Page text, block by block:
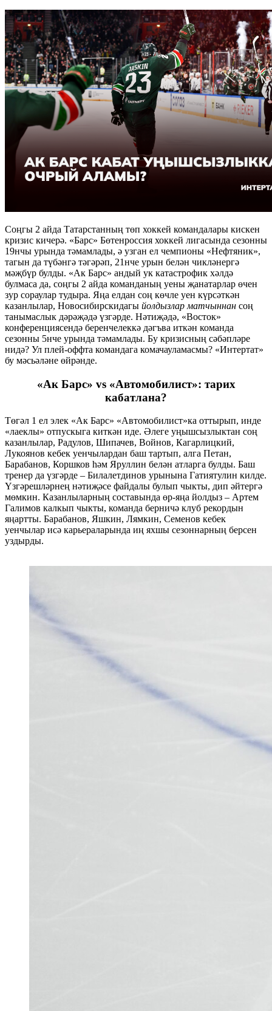
Соңгы 2 айда Татарстанның төп хоккей командалары кискен
кризис кичерә. «Барс» Бөтенроссия хоккей лигасында сезонны
19нчы урында тәмамлады, ә узган ел чемпионы «Нефтяник»,
тагын да түбәнгә тәгәрәп, 21нче урын белән чикләнергә
мәҗбүр булды. «Ак Барс» андый ук катастрофик хәлдә
булмаса да, соңгы 2 айда команданың уены җанатарлар өчен
зур сораулар тудыра. Яңа елдан соң көчле уен күрсәткән
казанлылар, Новосибирскидагы йолдызлар матчыннан соң
танымаслык дәрәҗәдә үзгәрде. Нәтиҗәдә, «Восток»
конференциясендә беренчелеккә дәгъва иткән команда
сезонны 5нче урында тәмамлады. Бу кризисның сәбәпләре
нидә? Ул плей-оффта командага комачауламасмы? «Интертат»
бу мәсьәләне өйрәнде.
«Ак Барс» vs «Автомобилист»: тарих
кабатлана?
Төгәл 1 ел элек «Ак Барс» «Автомобилист»ка оттырып, инде
«лаеклы» отпускыга киткән иде. Әлеге уңышсызлыктан соң
казанлылар, Радулов, Шипачев, Войнов, Кагарлицкий,
Лукоянов кебек уенчылардан баш тартып, алга Петан,
Барабанов, Коршков һәм Яруллин белән атларга булды. Баш
тренер да үзгәрде – Билалетдинов урынына Гатиятулин килде.
Үзгәрешләрнең нәтиҗәсе файдалы булып чыкты, дип әйтергә
мөмкин. Казанлыларның составында өр-яңа йолдыз – Артем
Галимов калкып чыкты, команда берничә клуб рекордын
яңартты. Барабанов, Яшкин, Лямкин, Семенов кебек
уенчылар исә карьераларында иң яхшы сезоннарның берсен
уздырды.